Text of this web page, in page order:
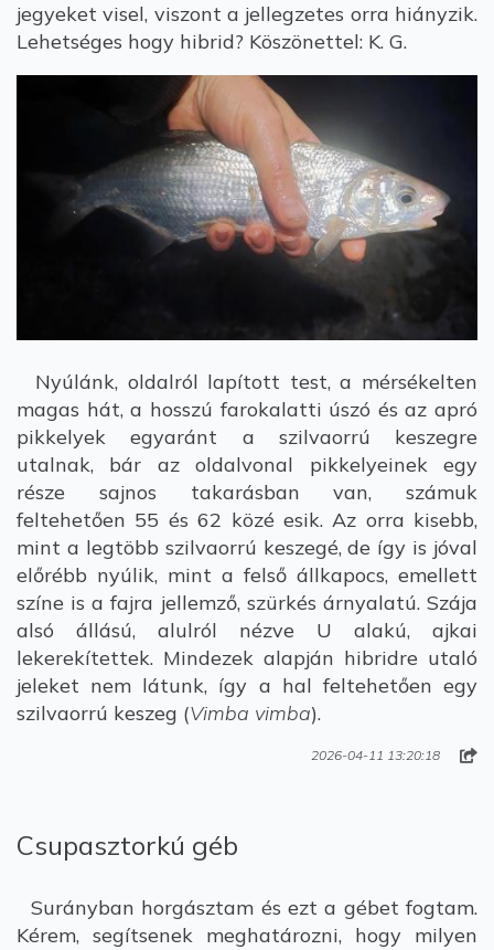
jegyeket visel, viszont a jellegzetes orra hiányzik.
Lehetséges hogy hibrid? Köszönettel: K. G.
Nyúlánk, oldalról lapított test, a mérsékelten
magas hát, a hosszú farokalatti úszó és az apró
pikkelyek egyaránt a szilvaorrú keszegre
utalnak, bár az oldalvonal pikkelyeinek egy
része sajnos takarásban van, számuk
feltehetően 55 és 62 közé esik. Az orra kisebb,
mint a legtöbb szilvaorrú keszegé, de így is jóval
előrébb nyúlik, mint a felső állkapocs, emellett
színe is a fajra jellemző, szürkés árnyalatú. Szája
alsó állású, alulról nézve U alakú, ajkai
lekerekítettek. Mindezek alapján hibridre utaló
jeleket nem látunk, így a hal feltehetően egy
szilvaorrú keszeg (Vimba vimba).
2026-04-11 13:20:18
Csupasztorkú géb
Surányban horgásztam és ezt a gébet fogtam.
Kérem, segítsenek meghatározni, hogy milyen